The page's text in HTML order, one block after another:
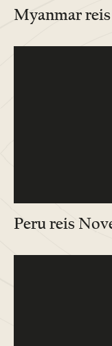
Myanmar
Peru reis